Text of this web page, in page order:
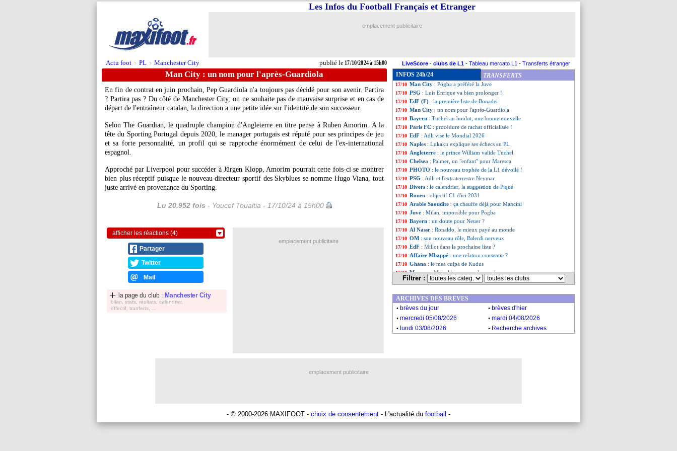
Actu foot > PL > Manchester City publié le17/10/2024 à 15h00
Les Infos du Football Français et Etranger
emplacement publicitaire
LiveScore - clubs de L1 - Tableau mercato L1 - Transferts étranger
Man City : un nom pour l'après-Guardiola
En fin de contrat en juin prochain, Pep Guardiola n'a toujours pas décidé pour son avenir. Partira
? Partira pas ? Du côté de Manchester City, on ne souhaite pas de mauvaise surprise et en cas de
départ de l'entraîneur catalan, la direction a une petite idée sur l'identité de son successeur.
Selon The Guardian, le quadruple champion d'Angleterre en titre pense à Ruben Amorim. A la
tête du Sporting Portugal depuis 2020, le manager portugais est réputé pour ses principes de jeu
et sa forte personnalité, un profil qui se rapproche énormément de celui de l'ex-international
espagnol.
Approché par Liverpool pour succéder à Jürgen Klopp, Amorim pourrait cette fois-ci se montrer
bien plus réceptif puisque le nouveau directeur sportif des Skyblues se nomme Hugo Viana, tout
juste arrivé en provenance du Sporting.
Lu 20.952 fois - Youcef Touaitia - 17/10/24 à 15h00
afficher les réactions (4)
Partager
Twitter
Mail
la page du club : Manchester City
bilan, stats, réultats, calendrier,
effectif, tranferts, ...
INFOS 24h/24 TRANSFERTS
17/10 Lens: Danso de retour contre Saint-Étienne
17/10 Bayern
17/10 Lens: Aguilar opéré et absent plusieurs mois
17/10 Benfica: Schmidt, un renvoi qui coûte cher
17/10 Man City : Pogba a préféré la Juve
17/10 PSG : Luis Enrique va bien prolonger !
17/10 EdF (F) : la première liste de Bonadei
17/10 Man City : un nom pour l'après-Guardiola
17/10 Bayern : Tuchel au boulot, une bonne nouvelle
17/10 Paris FC : procédure de rachat officialisée !
17/10 EdF : Adli vise le Mondial 2026
17/10 Naples : Lukaku explique ses échecs en PL
17/10 Angleterre : le prince William valide Tuchel
17/10 Chelsea : Palmer, un "enfant" pour Maresca
17/10 PHOTO : le nouveau trophée de la L1 dévoilé !
17/10 PSG : Adli et l'extraterrestre Neymar
17/10 Divers : le calendrier, la suggestion de Piqué
17/10 Rouen : objectif C1 d'ici 2031
17/10 Arabie Saoudite : ça chauffe déjà pour Mancini
17/10 Juve : Milan, impossible pour Pogba
17/10 Bayern : un doute pour Neuer ?
17/10 Al Nassr : Ronaldo, le mieux payé au monde
17/10 OM : son nouveau rôle, Balerdi nerveux
17/10 EdF : Millot dans la prochaine liste ?
17/10 Affaire Mbappé : une relation consentie ?
17/10 Ghana : le mea culpa de Kudus
17/10 Monaco: Majecki va reprendre sa place
Liste des brèves du mer. 16 octobre 2024
Filtrer :
emplacement publicitaire
ARCHIVES DES BREVES
. brèves du jour . brèves d'hier
. mercredi 05/08/2026 . mardi 04/08/2026
. lundi 03/08/2026 . Recherche archives
emplacement publicitaire
- © 2000-2026 MAXIFOOT - choix de consentement - L'actualité du football -